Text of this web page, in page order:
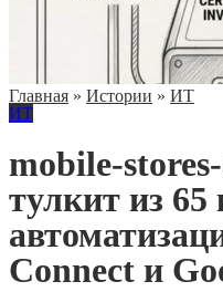
Главная » Истории » ИТ
ИТ
mobile-
тулкит из
Connect и